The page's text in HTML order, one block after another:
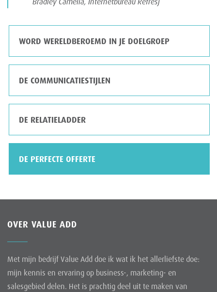
WORD WERELDBEROEMD IN JE DOELGROEP
DE COMMUNICATIESTIJLEN
DE RELATIELADDER
DE PERFECTE OFFERTE
OVER VALUE ADD
Met mijn bedrijf Value Add doe ik wat ik het allerliefste doe:
mijn kennis en ervaring op business-, marketing- en
salesgebied delen. Het is prachtig deel uit te maken van